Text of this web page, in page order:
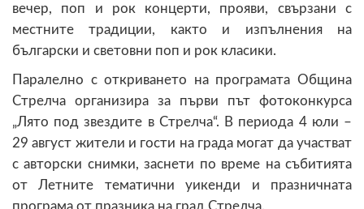
вечер, поп и рок концерти, прояви, свързани с
местните традиции, както и изпълнения на
български и световни поп и рок класики.
Паралелно с откриването на програмата Община
Стрелча организира за първи път фотоконкурса
„Лято под звездите в Стрелча“. В периода 4 юли –
29 август жители и гости на града могат да участват
с авторски снимки, заснети по време на събитията
от Летните тематични уикенди и празничната
програма от празника на град Стрелча.